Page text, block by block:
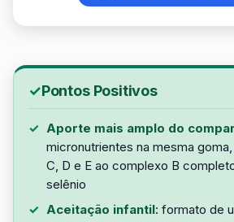
Pontos Positivos
Aporte mais amplo do
micronutrientes na mesma
C, D e E ao complexo B
selênio
Aceitação infantil: formato de